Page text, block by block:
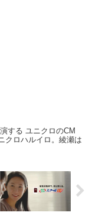
する ユニクロのCM
クロハルイロ。綾瀬は